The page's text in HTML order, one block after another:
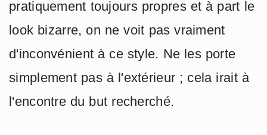
pratiquement toujours propres et à part le
look bizarre, on ne voit pas vraiment
d'inconvénient à ce style. Ne les porte
simplement pas à l'extérieur ; cela irait à
l'encontre du but recherché.